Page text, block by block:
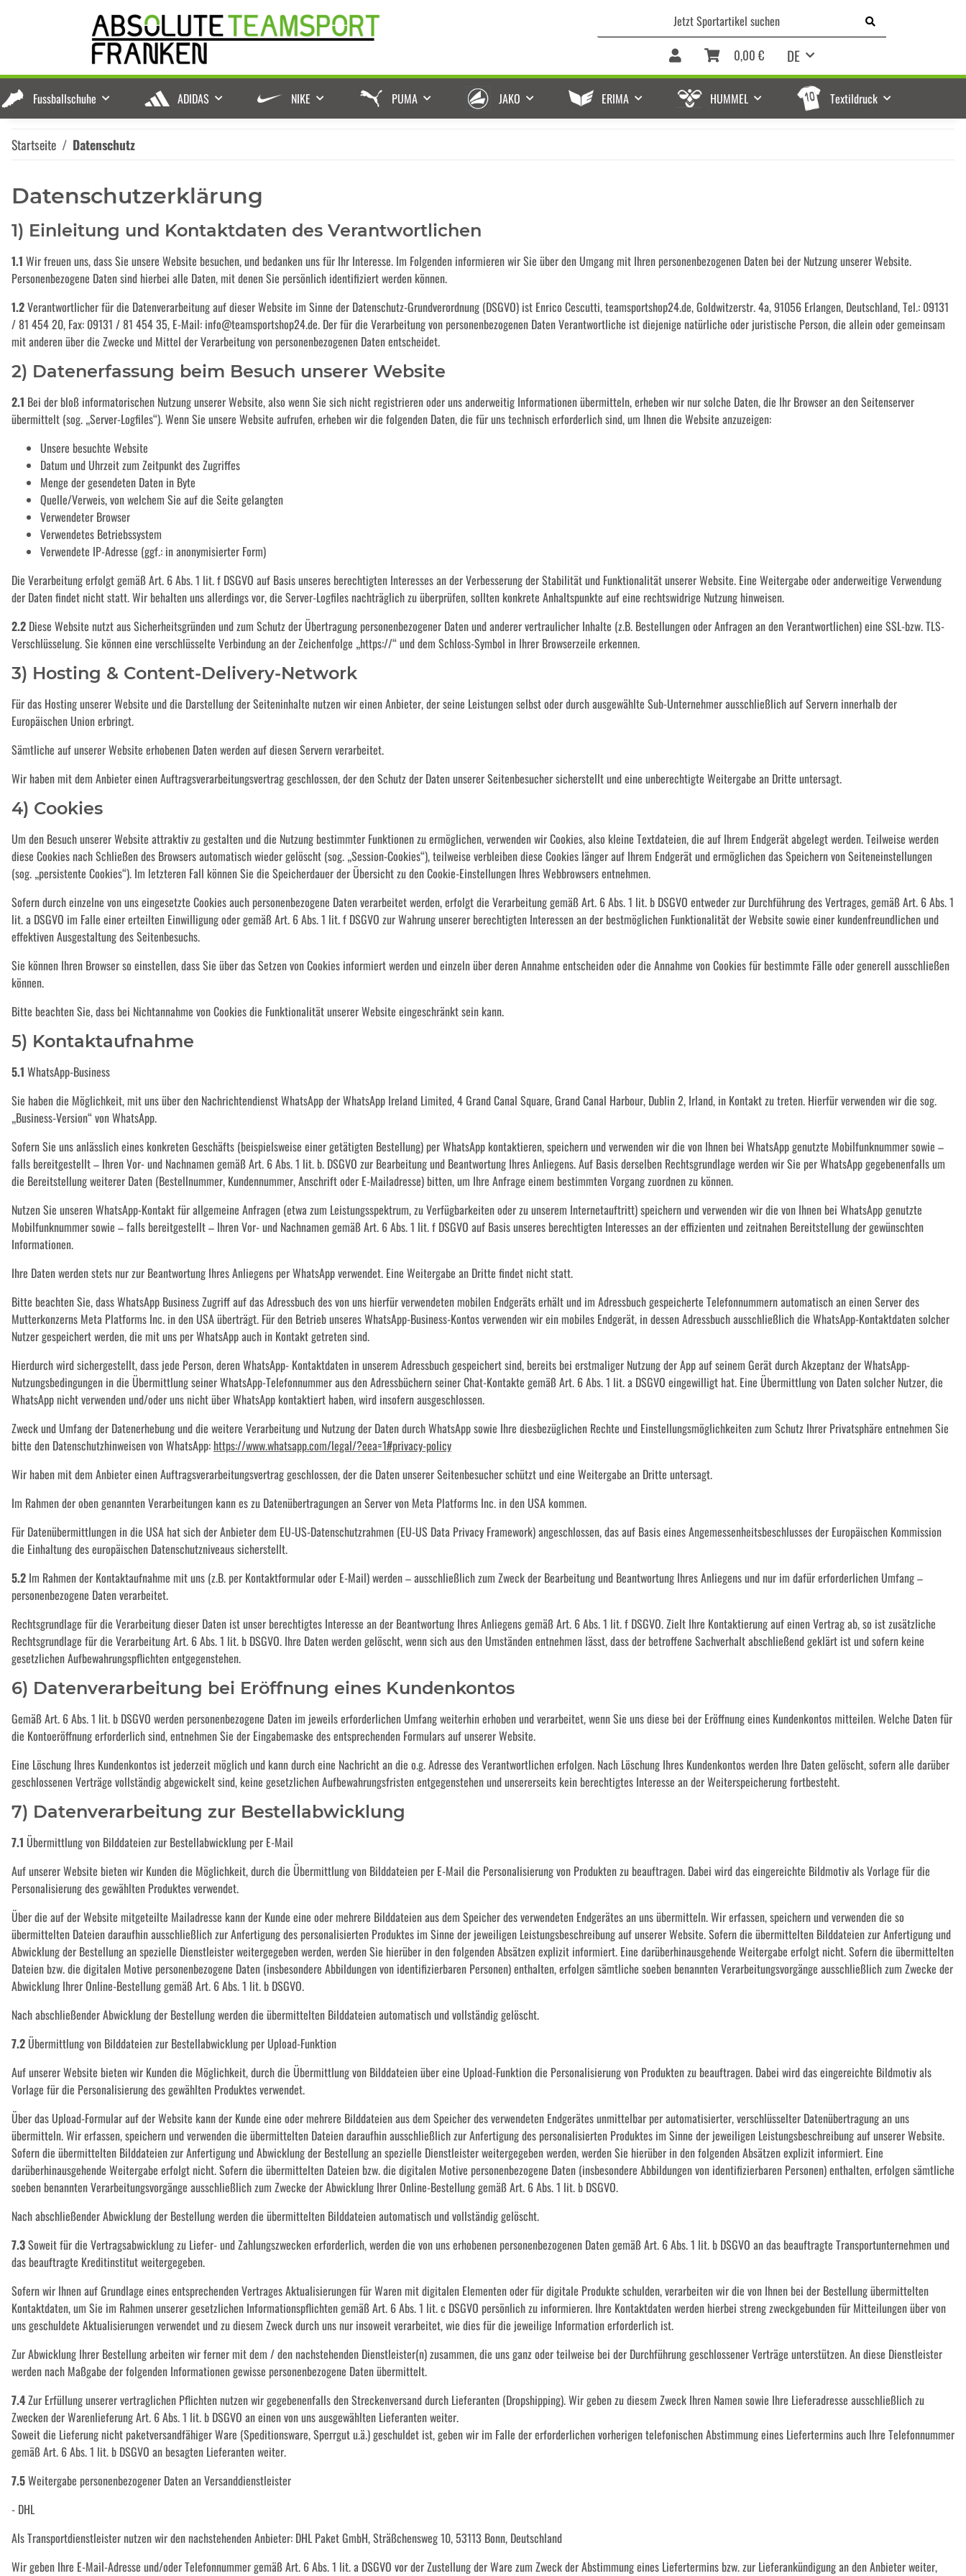
DE
0,00 €
Fussballschuhe ADIDAS NIKE PUMA JAKO ERIMA HUMMEL Textildruck
Startseite Datenschutz
Datenschutzerklärung
1) Einleitung und Kontaktdaten des Verantwortlichen
1.1 Wir freuen uns, dass Sie unsere Website besuchen, und bedanken uns für Ihr Interesse. Im Folgenden informieren wir Sie über den Umgang mit Ihren personenbezogenen Daten bei der Nutzung unserer Website.
Personenbezogene Daten sind hierbei alle Daten, mit denen Sie persönlich identifiziert werden können.
1.2Verantwortlicher für die Datenverarbeitung auf dieser Website im Sinne der Datenschutz-Grundverordnung (DSGVO) ist Enrico Cescutti, teamsportshop24.de, Goldwitzerstr. 4a, 91056 Erlangen, Deutschland, Tel.: 09131
/ 81 454 20, Fax: 09131 / 81 454 35, E-Mail: info@teamsportshop24.de. Der für die Verarbeitung von personenbezogenen Daten Verantwortliche ist diejenige natürliche oder juristische Person, die allein oder gemeinsam
mit anderen über die Zwecke und Mittel der Verarbeitung von personenbezogenen Daten entscheidet.
2) Datenerfassung beim Besuch unserer Website
2.1 Bei der bloß informatorischen Nutzung unserer Website, also wenn Sie sich nicht registrieren oder uns anderweitig Informationen übermitteln, erheben wir nur solche Daten, die Ihr Browser an den Seitenserver
übermittelt (sog. „Server-Logfiles“). Wenn Sie unsere Website aufrufen, erheben wir die folgenden Daten, die für uns technisch erforderlich sind, um Ihnen die Website anzuzeigen:
Unsere besuchte Website
Datum und Uhrzeit zum Zeitpunkt des Zugriffes
Menge der gesendeten Daten in Byte
Quelle/Verweis, von welchem Sie auf die Seite gelangten
Verwendeter Browser
Verwendetes Betriebssystem
Verwendete IP-Adresse (ggf.: in anonymisierter Form)
Die Verarbeitung erfolgt gemäß Art. 6 Abs. 1 lit. f DSGVO auf Basis unseres berechtigten Interesses an der Verbesserung der Stabilität und Funktionalität unserer Website. Eine Weitergabe oder anderweitige Verwendung
der Daten findet nicht statt. Wir behalten uns allerdings vor, die Server-Logfiles nachträglich zu überprüfen, sollten konkrete Anhaltspunkte auf eine rechtswidrige Nutzung hinweisen.
2.2 Diese Website nutzt aus Sicherheitsgründen und zum Schutz der Übertragung personenbezogener Daten und anderer vertraulicher Inhalte (z.B. Bestellungen oder Anfragen an den Verantwortlichen) eine SSL-bzw. TLS-
Verschlüsselung. Sie können eine verschlüsselte Verbindung an der Zeichenfolge „https://“ und dem Schloss-Symbol in Ihrer Browserzeile erkennen.
3) Hosting & Content-Delivery-Network
Für das Hosting unserer Website und die Darstellung der Seiteninhalte nutzen wir einen Anbieter, der seine Leistungen selbst oder durch ausgewählte Sub-Unternehmer ausschließlich auf Servern innerhalb der
Europäischen Union erbringt.
Sämtliche auf unserer Website erhobenen Daten werden auf diesen Servern verarbeitet.
Wir haben mit dem Anbieter einen Auftragsverarbeitungsvertrag geschlossen, der den Schutz der Daten unserer Seitenbesucher sicherstellt und eine unberechtigte Weitergabe an Dritte untersagt.
4) Cookies
Um den Besuch unserer Website attraktiv zu gestalten und die Nutzung bestimmter Funktionen zu ermöglichen, verwenden wir Cookies, also kleine Textdateien, die auf Ihrem Endgerät abgelegt werden. Teilweise werden
diese Cookies nach Schließen des Browsers automatisch wieder gelöscht (sog. „Session-Cookies“), teilweise verbleiben diese Cookies länger auf Ihrem Endgerät und ermöglichen das Speichern von Seiteneinstellungen
(sog. „persistente Cookies“). Im letzteren Fall können Sie die Speicherdauer der Übersicht zu den Cookie-Einstellungen Ihres Webbrowsers entnehmen.
Sofern durch einzelne von uns eingesetzte Cookies auch personenbezogene Daten verarbeitet werden, erfolgt die Verarbeitung gemäß Art. 6 Abs. 1 lit. b DSGVO entweder zur Durchführung des Vertrages, gemäß Art. 6 Abs. 1
lit. a DSGVO im Falle einer erteilten Einwilligung oder gemäß Art. 6 Abs. 1 lit. f DSGVO zur Wahrung unserer berechtigten Interessen an der bestmöglichen Funktionalität der Website sowie einer kundenfreundlichen und
effektiven Ausgestaltung des Seitenbesuchs.
Sie können Ihren Browser so einstellen, dass Sie über das Setzen von Cookies informiert werden und einzeln über deren Annahme entscheiden oder die Annahme von Cookies für bestimmte Fälle oder generell ausschließen
können.
Bitte beachten Sie, dass bei Nichtannahme von Cookies die Funktionalität unserer Website eingeschränkt sein kann.
5) Kontaktaufnahme
5.1 WhatsApp-Business
Sie haben die Möglichkeit, mit uns über den Nachrichtendienst WhatsApp der WhatsApp Ireland Limited, 4 Grand Canal Square, Grand Canal Harbour, Dublin 2, Irland, in Kontakt zu treten. Hierfür verwenden wir die sog.
„Business-Version“ von WhatsApp.
Sofern Sie uns anlässlich eines konkreten Geschäfts (beispielsweise einer getätigten Bestellung) per WhatsApp kontaktieren, speichern und verwenden wir die von Ihnen bei WhatsApp genutzte Mobilfunknummer sowie –
falls bereitgestellt – Ihren Vor- und Nachnamen gemäß Art. 6 Abs. 1 lit. b. DSGVO zur Bearbeitung und Beantwortung Ihres Anliegens. Auf Basis derselben Rechtsgrundlage werden wir Sie per WhatsApp gegebenenfalls um
die Bereitstellung weiterer Daten (Bestellnummer, Kundennummer, Anschrift oder E-Mailadresse) bitten, um Ihre Anfrage einem bestimmten Vorgang zuordnen zu können.
Nutzen Sie unseren WhatsApp-Kontakt für allgemeine Anfragen (etwa zum Leistungsspektrum, zu Verfügbarkeiten oder zu unserem Internetauftritt) speichern und verwenden wir die von Ihnen bei WhatsApp genutzte
Mobilfunknummer sowie – falls bereitgestellt – Ihren Vor- und Nachnamen gemäß Art. 6 Abs. 1 lit. f DSGVO auf Basis unseres berechtigten Interesses an der effizienten und zeitnahen Bereitstellung der gewünschten
Informationen.
Ihre Daten werden stets nur zur Beantwortung Ihres Anliegens per WhatsApp verwendet. Eine Weitergabe an Dritte findet nicht statt.
Bitte beachten Sie, dass WhatsApp Business Zugriff auf das Adressbuch des von uns hierfür verwendeten mobilen Endgeräts erhält und im Adressbuch gespeicherte Telefonnummern automatisch an einen Server des
Mutterkonzerns Meta Platforms Inc. in den USA überträgt. Für den Betrieb unseres WhatsApp-Business-Kontos verwenden wir ein mobiles Endgerät, in dessen Adressbuch ausschließlich die WhatsApp-Kontaktdaten solcher
Nutzer gespeichert werden, die mit uns per WhatsApp auch in Kontakt getreten sind.
Hierdurch wird sichergestellt, dass jede Person, deren WhatsApp- Kontaktdaten in unserem Adressbuch gespeichert sind, bereits bei erstmaliger Nutzung der App auf seinem Gerät durch Akzeptanz der WhatsApp-
Nutzungsbedingungen in die Übermittlung seiner WhatsApp-Telefonnummer aus den Adressbüchern seiner Chat-Kontakte gemäß Art. 6 Abs. 1 lit. a DSGVO eingewilligt hat. Eine Übermittlung von Daten solcher Nutzer, die
WhatsApp nicht verwenden und/oder uns nicht über WhatsApp kontaktiert haben, wird insofern ausgeschlossen.
Zweck und Umfang der Datenerhebung und die weitere Verarbeitung und Nutzung der Daten durch WhatsApp sowie Ihre diesbezüglichen Rechte und Einstellungsmöglichkeiten zum Schutz Ihrer Privatsphäre entnehmen Sie
bitte den Datenschutzhinweisen von WhatsApp: https://www.whatsapp.com/legal/?eea=1#privacy-policy
Wir haben mit dem Anbieter einen Auftragsverarbeitungsvertrag geschlossen, der die Daten unserer Seitenbesucher schützt und eine Weitergabe an Dritte untersagt.
Im Rahmen der oben genannten Verarbeitungen kann es zu Datenübertragungen an Server von Meta Platforms Inc. in den USA kommen.
Für Datenübermittlungen in die USA hat sich der Anbieter dem EU-US-Datenschutzrahmen (EU-US Data Privacy Framework) angeschlossen, das auf Basis eines Angemessenheitsbeschlusses der Europäischen Kommission
die Einhaltung des europäischen Datenschutzniveaus sicherstellt.
5.2 Im Rahmen der Kontaktaufnahme mit uns (z.B. per Kontaktformular oder E-Mail) werden – ausschließlich zum Zweck der Bearbeitung und Beantwortung Ihres Anliegens und nur im dafür erforderlichen Umfang –
personenbezogene Daten verarbeitet.
Rechtsgrundlage für die Verarbeitung dieser Daten ist unser berechtigtes Interesse an der Beantwortung Ihres Anliegens gemäß Art. 6 Abs. 1 lit. f DSGVO. Zielt Ihre Kontaktierung auf einen Vertrag ab, so ist zusätzliche
Rechtsgrundlage für die Verarbeitung Art. 6 Abs. 1 lit. b DSGVO. Ihre Daten werden gelöscht, wenn sich aus den Umständen entnehmen lässt, dass der betroffene Sachverhalt abschließend geklärt ist und sofern keine
gesetzlichen Aufbewahrungspflichten entgegenstehen.
6) Datenverarbeitung bei Eröffnung eines Kundenkontos
Gemäß Art. 6 Abs. 1 lit. b DSGVO werden personenbezogene Daten im jeweils erforderlichen Umfang weiterhin erhoben und verarbeitet, wenn Sie uns diese bei der Eröffnung eines Kundenkontos mitteilen. Welche Daten für
die Kontoeröffnung erforderlich sind, entnehmen Sie der Eingabemaske des entsprechenden Formulars auf unserer Website.
Eine Löschung Ihres Kundenkontos ist jederzeit möglich und kann durch eine Nachricht an die o.g. Adresse des Verantwortlichen erfolgen. Nach Löschung Ihres Kundenkontos werden Ihre Daten gelöscht, sofern alle darüber
geschlossenen Verträge vollständig abgewickelt sind, keine gesetzlichen Aufbewahrungsfristen entgegenstehen und unsererseits kein berechtigtes Interesse an der Weiterspeicherung fortbesteht.
7) Datenverarbeitung zur Bestellabwicklung
7.1 Übermittlung von Bilddateien zur Bestellabwicklung per E-Mail
Auf unserer Website bieten wir Kunden die Möglichkeit, durch die Übermittlung von Bilddateien per E-Mail die Personalisierung von Produkten zu beauftragen. Dabei wird das eingereichte Bildmotiv als Vorlage für die
Personalisierung des gewählten Produktes verwendet.
Über die auf der Website mitgeteilte Mailadresse kann der Kunde eine oder mehrere Bilddateien aus dem Speicher des verwendeten Endgerätes an uns übermitteln. Wir erfassen, speichern und verwenden die so
übermittelten Dateien daraufhin ausschließlich zur Anfertigung des personalisierten Produktes im Sinne der jeweiligen Leistungsbeschreibung auf unserer Website. Sofern die übermittelten Bilddateien zur Anfertigung und
Abwicklung der Bestellung an spezielle Dienstleister weitergegeben werden, werden Sie hierüber in den folgenden Absätzen explizit informiert. Eine darüberhinausgehende Weitergabe erfolgt nicht. Sofern die übermittelten
Dateien bzw. die digitalen Motive personenbezogene Daten (insbesondere Abbildungen von identifizierbaren Personen) enthalten, erfolgen sämtliche soeben benannten Verarbeitungsvorgänge ausschließlich zum Zwecke der
Abwicklung Ihrer Online-Bestellung gemäß Art. 6 Abs. 1 lit. b DSGVO.
Nach abschließender Abwicklung der Bestellung werden die übermittelten Bilddateien automatisch und vollständig gelöscht.
7.2 Übermittlung von Bilddateien zur Bestellabwicklung per Upload-Funktion
Auf unserer Website bieten wir Kunden die Möglichkeit, durch die Übermittlung von Bilddateien über eine Upload-Funktion die Personalisierung von Produkten zu beauftragen. Dabei wird das eingereichte Bildmotiv als
Vorlage für die Personalisierung des gewählten Produktes verwendet.
Über das Upload-Formular auf der Website kann der Kunde eine oder mehrere Bilddateien aus dem Speicher des verwendeten Endgerätes unmittelbar per automatisierter, verschlüsselter Datenübertragung an uns
übermitteln. Wir erfassen, speichern und verwenden die übermittelten Dateien daraufhin ausschließlich zur Anfertigung des personalisierten Produktes im Sinne der jeweiligen Leistungsbeschreibung auf unserer Website.
Sofern die übermittelten Bilddateien zur Anfertigung und Abwicklung der Bestellung an spezielle Dienstleister weitergegeben werden, werden Sie hierüber in den folgenden Absätzen explizit informiert. Eine
darüberhinausgehende Weitergabe erfolgt nicht. Sofern die übermittelten Dateien bzw. die digitalen Motive personenbezogene Daten (insbesondere Abbildungen von identifizierbaren Personen) enthalten, erfolgen sämtliche
soeben benannten Verarbeitungsvorgänge ausschließlich zum Zwecke der Abwicklung Ihrer Online-Bestellung gemäß Art. 6 Abs. 1 lit. b DSGVO.
Nach abschließender Abwicklung der Bestellung werden die übermittelten Bilddateien automatisch und vollständig gelöscht.
7.3Soweit für die Vertragsabwicklung zu Liefer- und Zahlungszwecken erforderlich, werden die von uns erhobenen personenbezogenen Daten gemäß Art. 6 Abs. 1 lit. b DSGVO an das beauftragte Transportunternehmen und
das beauftragte Kreditinstitut weitergegeben.
Sofern wir Ihnen auf Grundlage eines entsprechenden Vertrages Aktualisierungen für Waren mit digitalen Elementen oder für digitale Produkte schulden, verarbeiten wir die von Ihnen bei der Bestellung übermittelten
Kontaktdaten, um Sie im Rahmen unserer gesetzlichen Informationspflichten gemäß Art. 6 Abs. 1 lit. c DSGVO persönlich zu informieren. Ihre Kontaktdaten werden hierbei streng zweckgebunden für Mitteilungen über von
uns geschuldete Aktualisierungen verwendet und zu diesem Zweck durch uns nur insoweit verarbeitet, wie dies für die jeweilige Information erforderlich ist.
Zur Abwicklung Ihrer Bestellung arbeiten wir ferner mit dem / den nachstehenden Dienstleister(n) zusammen, die uns ganz oder teilweise bei der Durchführung geschlossener Verträge unterstützen. An diese Dienstleister
werden nach Maßgabe der folgenden Informationen gewisse personenbezogene Daten übermittelt.
7.4Zur Erfüllung unserer vertraglichen Pflichten nutzen wir gegebenenfalls den Streckenversand durch Lieferanten (Dropshipping). Wir geben zu diesem Zweck Ihren Namen sowie Ihre Lieferadresse ausschließlich zu
Zwecken der Warenlieferung Art. 6 Abs. 1 lit. b DSGVO an einen von uns ausgewählten Lieferanten weiter.
Soweit die Lieferung nicht paketversandfähiger Ware (Speditionsware, Sperrgut u.ä.) geschuldet ist, geben wir im Falle der erforderlichen vorherigen telefonischen Abstimmung eines Liefertermins auch Ihre Telefonnummer
gemäß Art. 6 Abs. 1 lit. b DSGVO an besagten Lieferanten weiter.
7.5Weitergabe personenbezogener Daten an Versanddienstleister
- DHL
Als Transportdienstleister nutzen wir den nachstehenden Anbieter: DHL Paket GmbH, Sträßchensweg 10, 53113 Bonn, Deutschland
Wir geben Ihre E-Mail-Adresse und/oder Telefonnummer gemäß Art. 6 Abs. 1 lit. a DSGVO vor der Zustellung der Ware zum Zweck der Abstimmung eines Liefertermins bzw. zur Lieferankündigung an den Anbieter weiter,